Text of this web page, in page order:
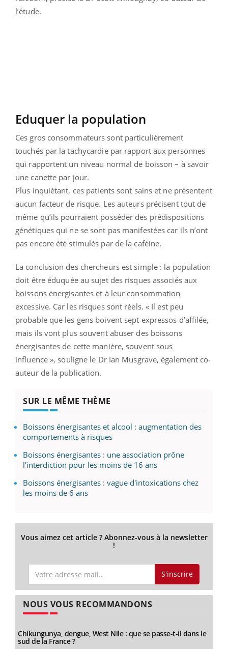
l’étude.
Eduquer la population
Ces gros consommateurs sont particulièrement
touchés par la tachycardie par rapport aux personnes
qui rapportent un niveau normal de boisson – à savoir
une canette par jour.
Plus inquiétant, ces patients sont sains et ne présentent
aucun facteur de risque. Les auteurs précisent tout de
même qu’ils pourraient posséder des prédispositions
génétiques qui ne se sont pas manifestées car ils n’ont
pas encore été stimulés par de la caféine.
La conclusion des chercheurs est simple : la population
doit être éduquée au sujet des risques associés aux
boissons énergisantes et à leur consommation
excessive. Car les risques sont réels. « Il est peu
probable que les gens boivent sept expressos d’affilée,
mais ils vont plus souvent abuser des boissons
énergisantes de cette manière, souvent sous
influence », souligne le Dr Ian Musgrave, également co-
auteur de la publication.
SUR LE MÊME THÈME
Boissons énergisantes et alcool : augmentation des
comportements à risques
Boissons énergisantes : une association prône
l'interdiction pour les moins de 16 ans
Boissons énergisantes : vague d'intoxications chez
les moins de 6 ans
Vous aimez cet article ? Abonnez-vous à la newsletter
!
S'inscrire
NOUS VOUS RECOMMANDONS
Chikungunya, dengue, West Nile : que se passe-t-il dans le
sud de la France ?